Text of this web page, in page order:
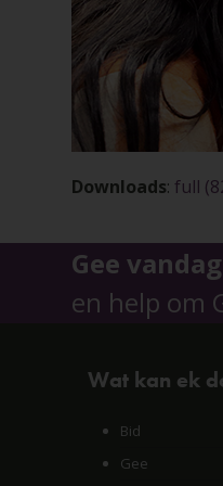
Downloads: full
Gee vandag
en help om
Wat kan ek
Bid
Gee